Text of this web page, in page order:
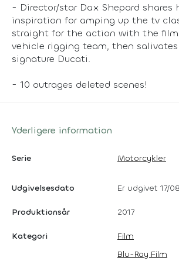
- Director/star Dax Shepard shares
inspiration for amping up the tv
straight for the action with the
vehicle rigging team, then salivates
signature Ducati.
- 10 outrages deleted scenes!
Yderligere information
Serie Motorcykler
Udgivelsesdato Er udgivet 17/
Produktionsår 2017
Kategori
Film
Blu-Ray Film